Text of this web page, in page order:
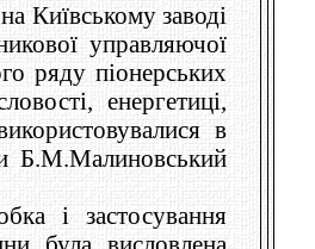
Київському заводі
управляючої
ряду піонерських
енергетиці,
в
Б.М.Малиновський
і застосування